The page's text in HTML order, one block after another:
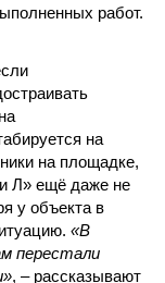
работ.
на
на площадке,
Л» ещё даже не
у объекта в
«В
перестали
, – рассказывают